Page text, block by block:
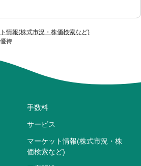
情報(株式市況・株価検索など)
待
手数料
サービス
マーケット情報(株式市況・株
価検索など)